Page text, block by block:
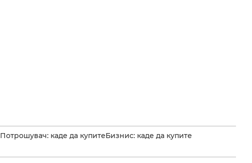
Потрошувач: каде да купитеБизнис: каде да купите